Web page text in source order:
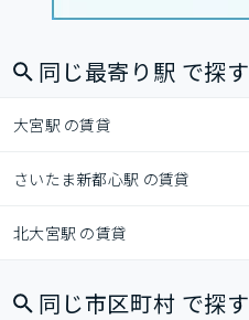
同じ最寄り駅 で探す
大宮駅 の賃貸
さいたま新都心駅 の賃貸
北大宮駅 の賃貸
同じ市区町村 で探す